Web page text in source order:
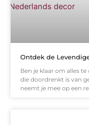
Ontdek de
Ben je klaar om alles
die doordrenkt is van
neemt je mee op een